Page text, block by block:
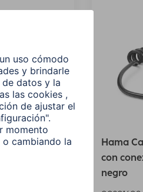
rápido para
Hama
con
negro